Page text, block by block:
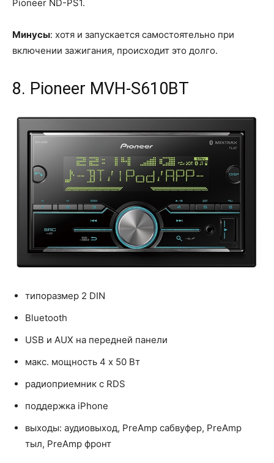
Pioneer ND-PS1.
Минусы: хотя и запускается самостоятельно при
включении зажигания, происходит это долго.
8. Pioneer MVH-S610BT
типоразмер 2 DIN
Bluetooth
USB и AUX на передней панели
макс. мощность 4 x 50 Вт
радиоприемник с RDS
поддержка iPhone
выходы: аудиовыход, PreAmp сабвуфер, PreAmp
тыл, PreAmp фронт